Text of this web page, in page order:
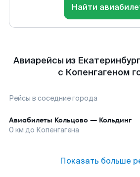
Найти
Авиарейсы из
с Копенгагеном
Рейсы в соседние города
Авиабилеты Кольцово — Кольдинг
0 км до Копенгагена
Показать больше